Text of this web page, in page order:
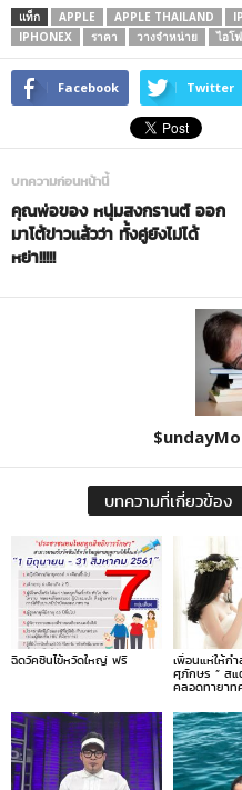
แท็ก APPLE APPLE THAILAND
IPHONEX
ราคา วางจำหน่าย ไอโ
Facebook Twitter
บทความก่อนหน้านี้
คุณพ่อของ หนุ่มสงกรานต์ ออก
มาโต้ข่าวแล้วว่า ทั้งคู่ยังไม่ได้
หย่า!!!!!
บทความที่เกี่ยวข้อง
ฉีดวัคซีนไข้หวัดใหญ่ ฟรี เพื่อนแห่ให้กำ
ศุภักษร ” สแ
คลอดทายา